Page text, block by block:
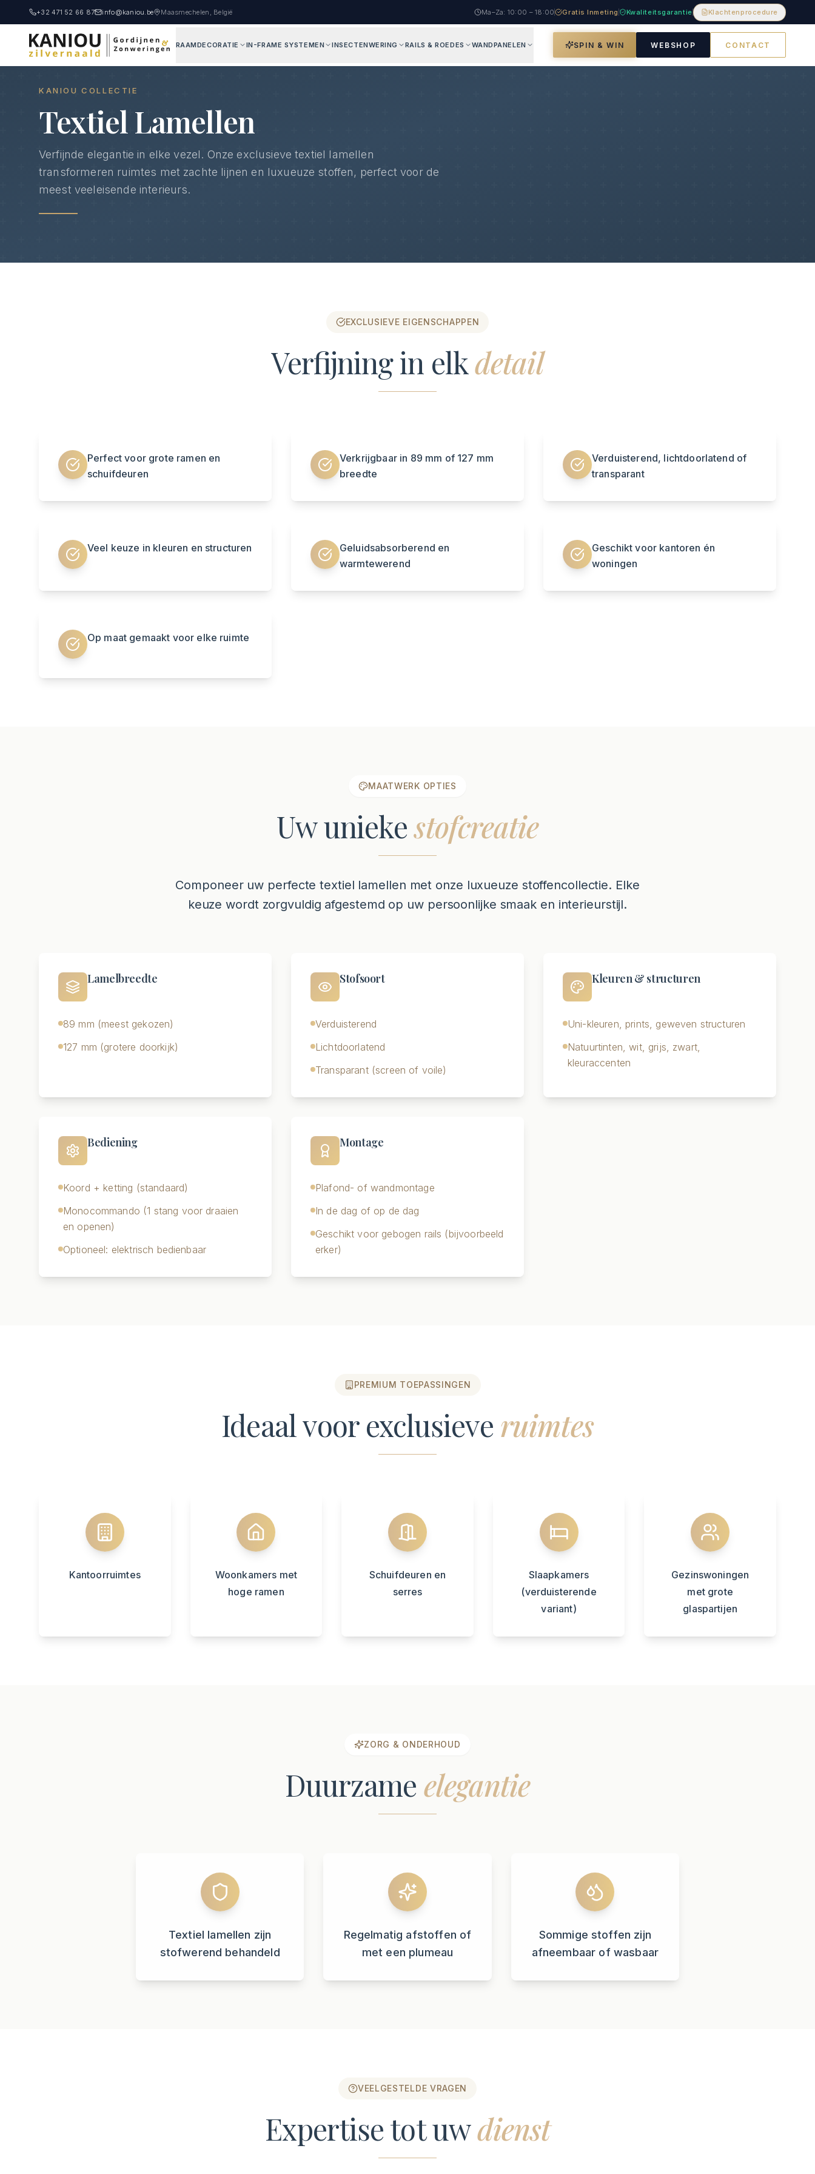
+32 471 52 66 87 info@kaniou.be Maasmechelen, België Ma–Za: 10:00 – 18:00 Gratis Inmeting Kwaliteitsgarantie Klachtenprocedure
RAAMDECORATIE IN-FRAME SYSTEMEN INSECTENWERING RAILS & ROEDES WANDPANELEN SPIN & WIN WEBSHOP CONTACT
Home Producten Textiel Lamellen
KANIOU COLLECTIE
Textiel Lamellen
Verfijnde elegantie in elke vezel. Onze exclusieve textiel lamellen
transformeren ruimtes met zachte lijnen en luxueuze stoffen, perfect voor de
meest veeleisende interieurs.
EXCLUSIEVE EIGENSCHAPPEN
Verfijning in elkdetail
Perfect voor grote ramen en
schuifdeuren
Verkrijgbaar in 89 mm of 127 mm
breedte
Verduisterend, lichtdoorlatend of
transparant
Veel keuze in kleuren en structuren
Geluidsabsorberend en
warmtewerend
Geschikt voor kantoren én
woningen
Op maat gemaakt voor elke ruimte
MAATWERK OPTIES
Uw uniekestofcreatie
Componeer uw perfecte textiel lamellen met onze luxueuze stoffencollectie. Elke
keuze wordt zorgvuldig afgestemd op uw persoonlijke smaak en interieurstijl.
Lamelbreedte
89 mm (meest gekozen)
127 mm (grotere doorkijk)
Stofsoort
Verduisterend
Lichtdoorlatend
Transparant (screen of voile)
Kleuren & structuren
Uni-kleuren, prints, geweven structuren
Natuurtinten, wit, grijs, zwart,
kleuraccenten
Bediening
Koord + ketting (standaard)
Monocommando (1 stang voor draaien
en openen)
Optioneel: elektrisch bedienbaar
Montage
Plafond- of wandmontage
In de dag of op de dag
Geschikt voor gebogen rails (bijvoorbeeld
erker)
PREMIUM TOEPASSINGEN
Ideaal voor exclusieve ruimtes
Kantoorruimtes
Woonkamers met
hoge ramen
Schuifdeuren en
serres
Slaapkamers
(verduisterende
variant)
Gezinswoningen
met grote
glaspartijen
ZORG & ONDERHOUD
Duurzame elegantie
Textiel lamellen zijn
stofwerend behandeld
Regelmatig afstoffen of
met een plumeau
Sommige stoffen zijn
afneembaar of wasbaar
VEELGESTELDE VRAGEN
Expertise tot uwdienst